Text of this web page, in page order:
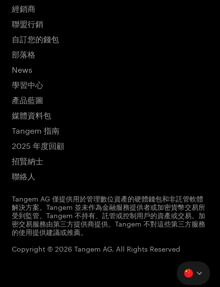
經銷商
聯盟行銷
自訂您的錢包
部落格
News
學習中心
產品藍圖
媒體資料包
Tangem 指南
2025 年度回顧
招賢納士
聯絡人
Tangem AG 僅提供用於管理數位資產的硬體錢包和非託管軟體
解決方案。Tangem 並未作為金融服務提供者或加密貨幣交易所
受到監管。Tangem 不持有、託管或控制用戶的資產或交易。加
密交易服務由第三方提供商提供。Tangem 不對這些第三方服務
的使用提供建議或推薦。